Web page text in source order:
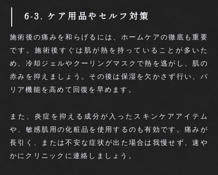
6-3. ケア用品やセルフ対策
施術後の痛みを和らげるには、ホームケアの徹底も重要
です。施術後すぐは肌が熱を持っていることが多いた
め、冷却ジェルやクーリングマスクで熱を逃がし、肌の
赤みを抑えましょう。その後は保湿を欠かさず行い、バ
リア機能を高めて回復を早めます。
また、炎症を抑える成分が入ったスキンケアアイテム
や、敏感肌用の化粧品を使用するのも有効です。痛みが
長引く、または不安な症状が出た場合は我慢せず、速や
かにクリニックに連絡しましょう。